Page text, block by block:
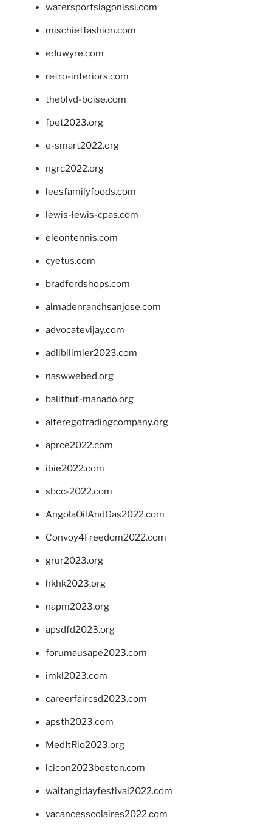
watersportslagonissi.com
mischieffashion.com
eduwyre.com
retro-interiors.com
theblvd-boise.com
fpet2023.org
e-smart2022.org
ngrc2022.org
leesfamilyfoods.com
lewis-lewis-cpas.com
eleontennis.com
cyetus.com
bradfordshops.com
almadenranchsanjose.com
advocatevijay.com
adlibilimler2023.com
naswwebed.org
balithut-manado.org
alteregotradingcompany.org
aprce2022.com
ibie2022.com
sbcc-2022.com
AngolaOilAndGas2022.com
Convoy4Freedom2022.com
grur2023.org
hkhk2023.org
napm2023.org
apsdfd2023.org
forumausape2023.com
imkl2023.com
careerfaircsd2023.com
apsth2023.com
MedItRio2023.org
lcicon2023boston.com
waitangidayfestival2022.com
vacancesscolaires2022.com